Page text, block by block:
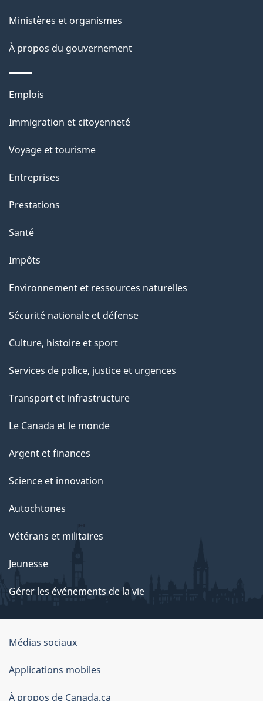
p
a
Ministères et organismes
À propos du gouvernement
Thèmes
sujets
Emplois
Immigration et citoyenneté
Voyage et tourisme
Entreprises
Prestations
Santé
Impôts
Environnement et ressources naturelles
Sécurité nationale et défense
Culture, histoire et sport
Services de police, justice et urgences
Transport et infrastructure
Le Canada et le monde
Argent et finances
Science et innovation
Autochtones
Vétérans et militaires
Jeunesse
Gérer les événements de la vie
Organisation
du
gouvernement
Médias sociaux
Applications mobiles
À propos de Canada.ca